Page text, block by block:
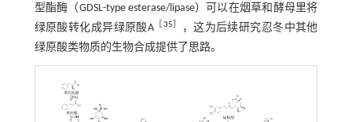
型酯酶（GDSL-type esterase/lipase）可以在烟草和酵母里将
绿原酸转化成异绿原酸A
35
，这为后续研究忍冬中其他
绿原酸类物质的生物合成提供了思路。